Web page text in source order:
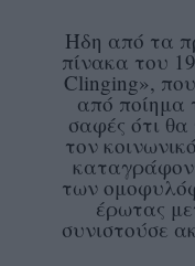
Ήδη από τα
πίνακα του
Clinging»,
από ποίημα
σαφές ότι
τον
των
έρωτας
συνιστούσε